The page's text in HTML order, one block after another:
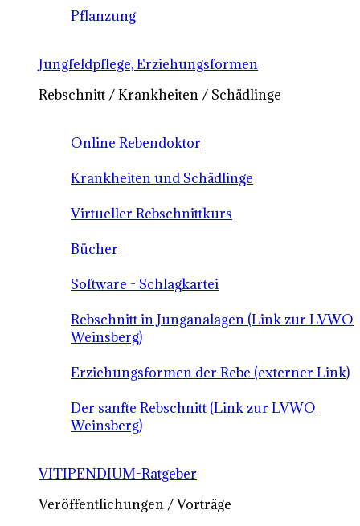
Pflanzung
Jungfeldpflege, Erziehungsformen
Rebschnitt / Krankheiten / Schädlinge
Online Rebendoktor
Krankheiten und Schädlinge
Virtueller Rebschnittkurs
Bücher
Software - Schlagkartei
Rebschnitt in Junganalagen (Link zur LVWO
Weinsberg)
Erziehungsformen der Rebe (externer Link)
Der sanfte Rebschnitt (Link zur LVWO
Weinsberg)
VITIPENDIUM-Ratgeber
Veröffentlichungen / Vorträge